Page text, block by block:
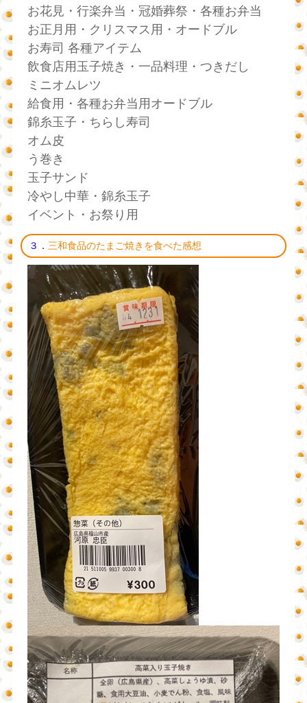
お花見・行楽弁当・冠婚葬祭・各種お弁当
お正月用・クリスマス用・オードブル
お寿司 各種アイテム
飲食店用玉子焼き・一品料理・つきだし
ミニオムレツ
給食用・各種お弁当用オードブル
錦糸玉子・ちらし寿司
オム皮
う巻き
玉子サンド
冷やし中華・錦糸玉子
イベント・お祭り用
３． 三和食品のたまご焼きを食べた感想